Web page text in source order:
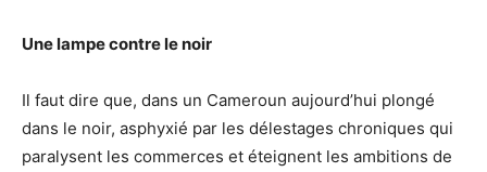
Une lampe contre le noir
Il faut dire que, dans un Cameroun aujourd’hui plongé
dans le noir, asphyxié par les délestages chroniques qui
paralysent les commerces et éteignent les ambitions de